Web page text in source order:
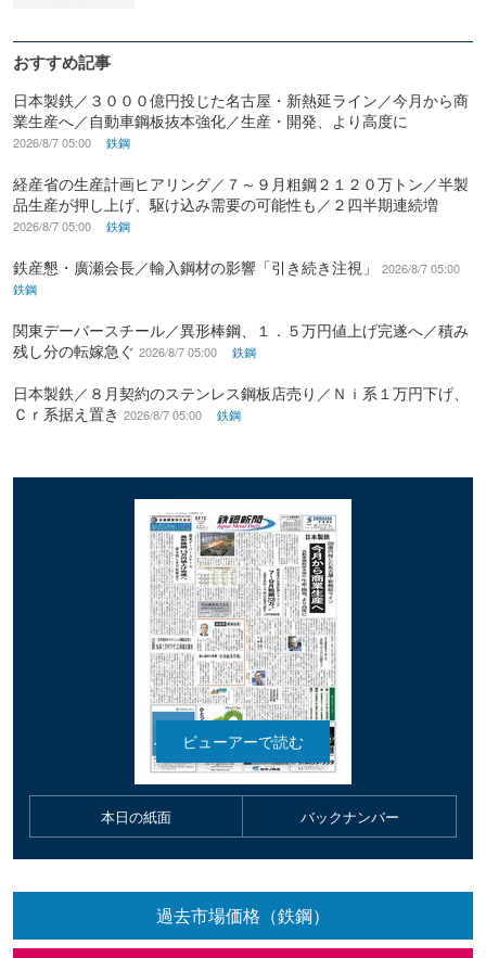
おすすめ記事
日本製鉄／３０００億円投じた名古屋・新熱延ライン／今月から商
業生産へ／自動車鋼板抜本強化／生産・開発、より高度に
2026/8/7 05:00 鉄鋼
経産省の生産計画ヒアリング／７～９月粗鋼２１２０万トン／半製
品生産が押し上げ、駆け込み需要の可能性も／２四半期連続増
2026/8/7 05:00 鉄鋼
鉄産懇・廣瀬会長／輸入鋼材の影響「引き続き注視」
2026/8/7 05:00
鉄鋼
関東デーバースチール／異形棒鋼、１．５万円値上げ完遂へ／積み
残し分の転嫁急ぐ 2026/8/7 05:00 鉄鋼
日本製鉄／８月契約のステンレス鋼板店売り／Ｎｉ系１万円下げ、
Ｃｒ系据え置き 2026/8/7 05:00 鉄鋼
本日の紙面 バックナンバー
過去市場価格（鉄鋼）